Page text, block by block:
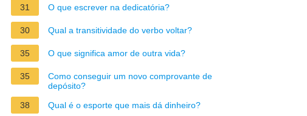
31 O que escrever na dedicatória?
30 Qual a transitividade do verbo voltar?
35 O que significa amor de outra vida?
35
Como conseguir um novo comprovante de
depósito?
38
Qual é o esporte que mais dá dinheiro?